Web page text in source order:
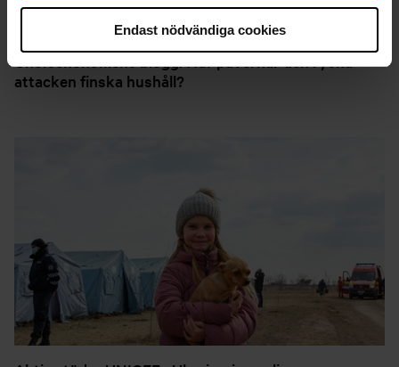
Endast nödvändiga cookies
Chefsekonomens blogg: Hur påverkar den ryska
attacken finska hushåll?